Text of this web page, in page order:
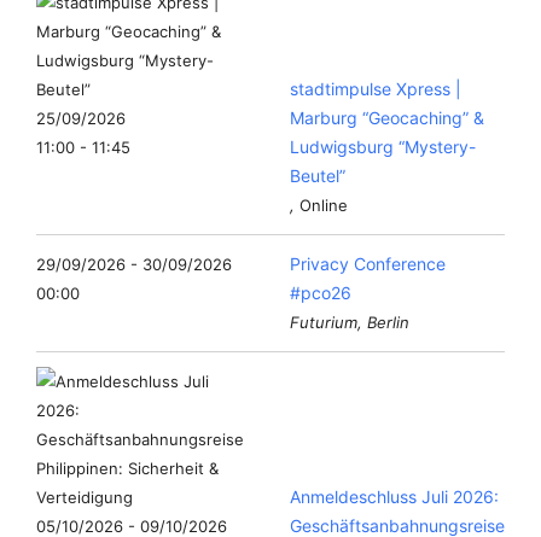
25/09/2026
11:00 - 11:45
stadtimpulse Xpress |
Marburg “Geocaching” &
Ludwigsburg “Mystery-
Beutel”
, Online
29/09/2026 - 30/09/2026
00:00
Privacy Conference
#pco26
Futurium, Berlin
05/10/2026 - 09/10/2026
Anmeldeschluss Juli 2026:
Geschäftsanbahnungsreise